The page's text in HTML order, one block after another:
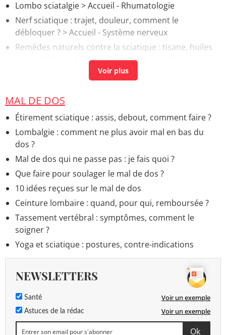
Lombo sciatalgie> Accueil - Rhumatologie
Nerf sciatique : trajet, douleur, comment le
débloquer ? > Accueil - Système nerveux
Remèdes naturels contre la sciatique : tisane, huiles
> Accueil - Remèdes naturels et autres
Rhumatologie
Sciatique jambe gauche aides moi svp
Forum Mal de
Sciatique jambe gauche
>
MAL DE DOS
Étirement sciatique : assis, debout, comment faire ?
Lombalgie : comment ne plus avoir mal en bas du
dos ?
Mal de dos qui ne passe pas : je fais quoi ?
Que faire pour soulager le mal de dos ?
10 idées reçues sur le mal de dos
Ceinture lombaire : quand, pour qui, remboursée ?
Tassement vertébral : symptômes, comment le
soigner ?
Yoga et sciatique : postures, contre-indications
NEWSLETTERS
Santé Voir un exemple
Astuces de la rédac Voir un exemple